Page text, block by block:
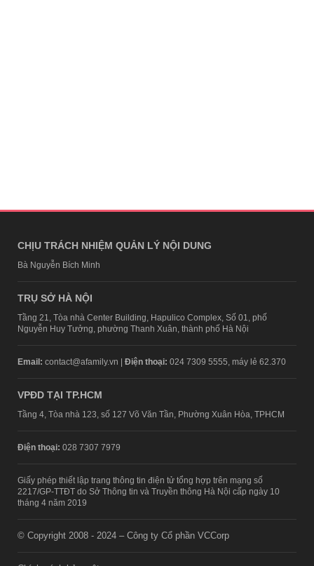
CHỊU TRÁCH NHIỆM QUẢN LÝ NỘI DUNG
Bà Nguyễn Bích Minh
TRỤ SỞ HÀ NỘI
Tầng 21, Tòa nhà Center Building, Hapulico Complex, Số 01, phố
Nguyễn Huy Tưởng, phường Thanh Xuân, thành phố Hà Nội
Email: contact@afamily.vn | Điện thoại: 024 7309 5555, máy lẻ 62.370
VPĐD TẠI TP.HCM
Tầng 4, Tòa nhà 123, số 127 Võ Văn Tần, Phường Xuân Hòa, TPHCM
Điện thoại: 028 7307 7979
Giấy phép thiết lập trang thông tin điện tử tổng hợp trên mạng số
2217/GP-TTĐT do Sở Thông tin và Truyền thông Hà Nội cấp ngày 10
tháng 4 năm 2019
© Copyright 2008 - 2024 – Công ty Cổ phần VCCorp